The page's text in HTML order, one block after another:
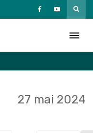
27 mai 2024